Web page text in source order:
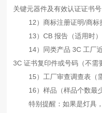
关键元器件及有效认证证书号
12）商标注册证明/商标
13）CB 报告（适用时）
14）同类产品 3C 工厂近
3C 证书复印件或号码（不需
15）工厂审查调查表（需
16）样品（样品个数最少
特别提醒：如果是灯具，